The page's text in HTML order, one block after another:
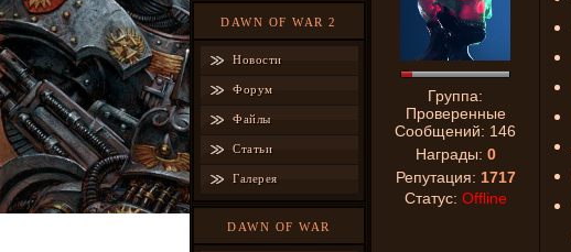
DAWN OF WAR 2
Новости
Форум
Файлы
Статьи
Галерея
DAWN OF WAR
Группа:
Проверенные
Сообщений: 146
Награды: 0
Репутация: 1717
Статус: Offline